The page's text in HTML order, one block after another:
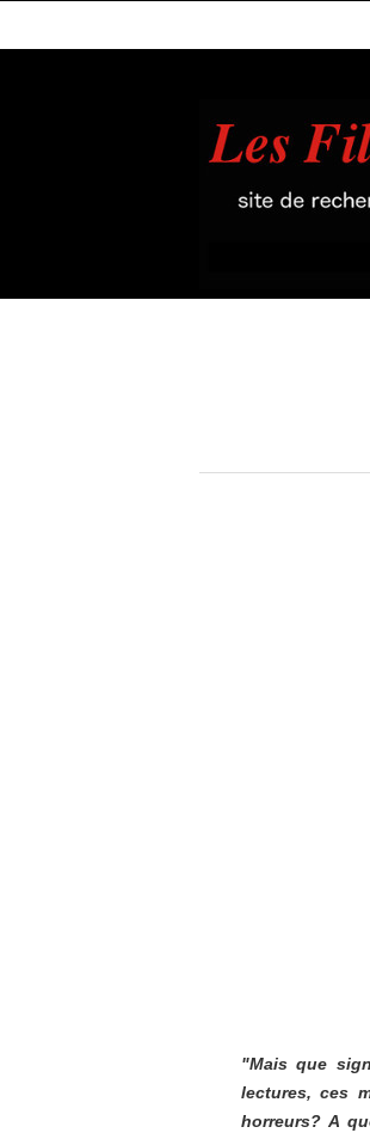
"Mais que
lectures, ces
horreurs? A